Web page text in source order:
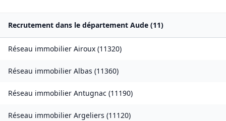
Recrutement dans le département Aude (11)
Réseau immobilier Airoux (11320)
Réseau immobilier Albas (11360)
Réseau immobilier Antugnac (11190)
Réseau immobilier Argeliers (11120)